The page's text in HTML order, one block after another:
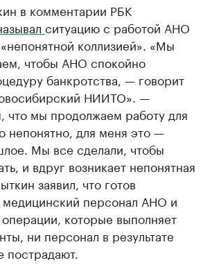
в комментарии РБК
ситуацию с работой АНО
коллизией». «Мы
чтобы АНО спокойно
банкротства, — говорит
НИИТО». —
что мы продолжаем работу для
непонятно, для меня это —
Мы все сделали, чтобы
и вдруг возникает непонятная
заявил, что готов
медицинский персонал АНО и
которые выполняет
ни персонал в результате
пострадают.